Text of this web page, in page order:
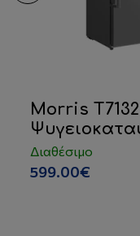
Morris
Διαθέσιμο
599.00€